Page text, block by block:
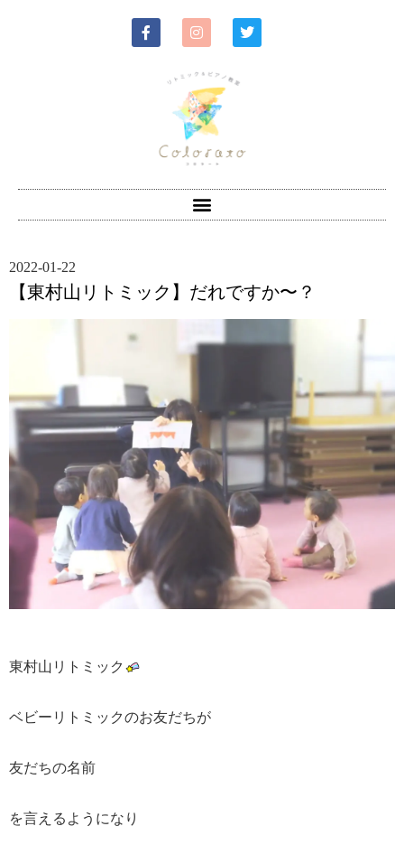
2022-01-22
【東村山リトミック】だれですか〜？
東村山リトミック
ベビーリトミックのお友だちが
友だちの名前
を言えるようになり